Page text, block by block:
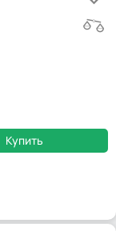
Купить